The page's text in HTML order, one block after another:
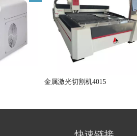
金属激光切割机4015